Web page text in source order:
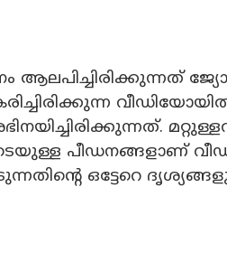
ആലപിച്ചിരിക്കുന്നത്
പീഡനങ്ങളാണ്
ഒട്ടേറെ